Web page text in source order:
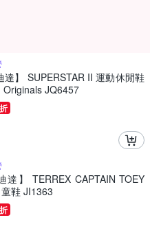
達】 SUPERSTAR II 運動休閒鞋
Originals JQ6457
達】 TERREX CAPTAIN TOEY
鞋 JI1363